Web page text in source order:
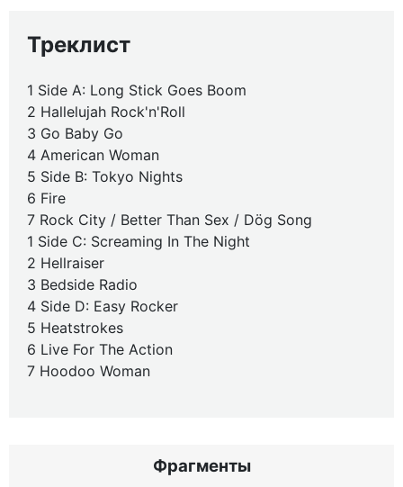
Треклист
1 Side A: Long Stick Goes Boom
2 Hallelujah Rock'n'Roll
3 Go Baby Go
4 American Woman
5 Side B: Tokyo Nights
6 Fire
7 Rock City / Better Than Sex / Dög Song
1 Side C: Screaming In The Night
2 Hellraiser
3 Bedside Radio
4 Side D: Easy Rocker
5 Heatstrokes
6 Live For The Action
7 Hoodoo Woman
Фрагменты